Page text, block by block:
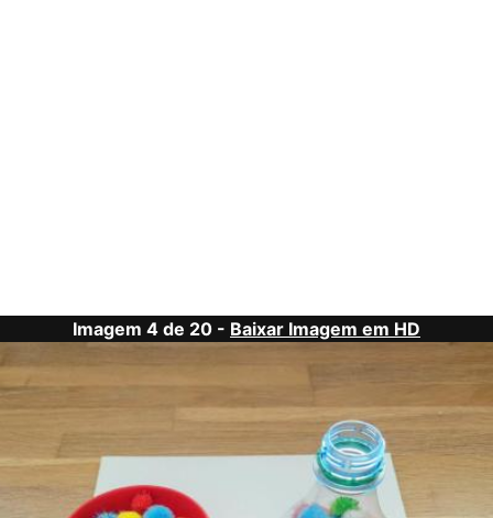
Imagem 4 de 20 - Baixar Imagem em HD